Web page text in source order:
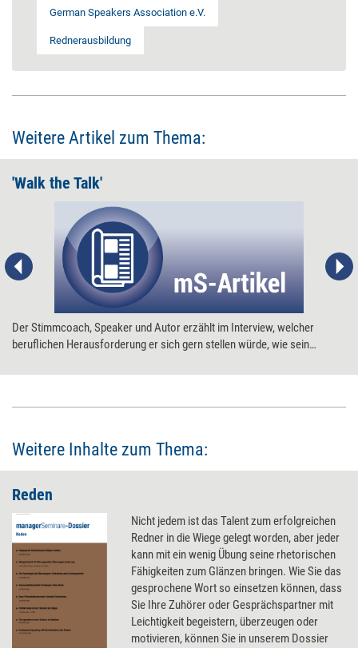
German Speakers Association e.V.
Rednerausbildung
Weitere Artikel zum Thema:
'Walk the Talk'
Der Stimmcoach, Speaker und Autor erzählt im Interview, welcher
beruflichen Herausforderung er sich gern stellen würde, wie sein
Clubs 55 verpasst.
Weitere Inhalte zum Thema:
Reden
Nicht jedem ist das Talent zum erfolgreichen
Redner in die Wiege gelegt worden, aber jeder
kann mit ein wenig Übung seine rhetorischen
Fähigkeiten zum Glänzen bringen. Wie Sie das
gesprochene Wort so einsetzen können, dass
Sie Ihre Zuhörer oder Gesprächspartner mit
Leichtigkeit begeistern, überzeugen oder
motivieren, können Sie in unserem Dossier